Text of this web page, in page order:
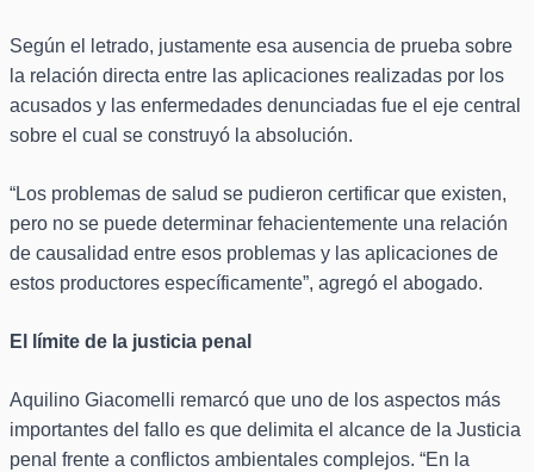
Según el letrado, justamente esa ausencia de prueba sobre
la relación directa entre las aplicaciones realizadas por los
acusados y las enfermedades denunciadas fue el eje central
sobre el cual se construyó la absolución.
“Los problemas de salud se pudieron certificar que existen,
pero no se puede determinar fehacientemente una relación
de causalidad entre esos problemas y las aplicaciones de
estos productores específicamente”, agregó el abogado.
El límite de la justicia penal
Aquilino Giacomelli remarcó que uno de los aspectos más
importantes del fallo es que delimita el alcance de la Justicia
penal frente a conflictos ambientales complejos. “En la